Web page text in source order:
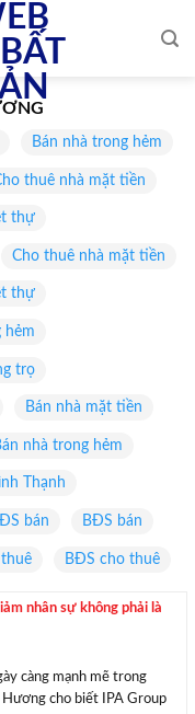
Bán nhà trong hẻm
thuê nhà mặt tiền
thự
Cho thuê nhà mặt tiền
thự
hẻm
trọ
Bán nhà mặt tiền
nhà trong hẻm
Thạnh
bán BĐS bán
BĐS cho thuê
nhân sự không phải là
càng mạnh mẽ trong
Hương cho biết IPA Group